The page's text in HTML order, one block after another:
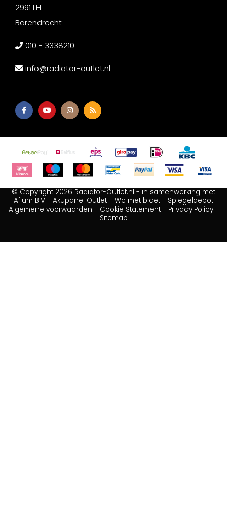
2991 LH
Barendrecht
010 - 3338210
info@radiator-outlet.nl
© Copyright 2026 Radiator-Outlet.nl - in samenwerking met
Afium B.V - Akupanel Outlet - Wc met bidet - Spiegeldepot
Algemene voorwaarden - Cookie Statement- Privacy Policy-
Sitemap